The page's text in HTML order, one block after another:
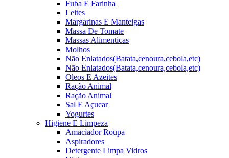
Fuba E Farinha
Leites
Margarinas E Manteigas
Massa De Tomate
Massas Alimenticas
Molhos
Não Enlatados(Batata,cenoura,cebola,etc)
Não Enlatados(Batata,cenoura,cebola,etc)
Oleos E Azeites
Ração Animal
Ração Animal
Sal E Açucar
Yogurtes
Higiene E Limpeza
Amaciador Roupa
Aspiradores
Detergente Limpa Vidros